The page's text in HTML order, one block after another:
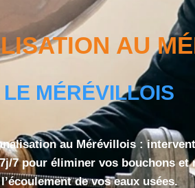
AU
LE MÉRÉVILLOIS
au Mérévillois :
7 pour éliminer vos bouchons et
l’écoulement de vos eaux usées.